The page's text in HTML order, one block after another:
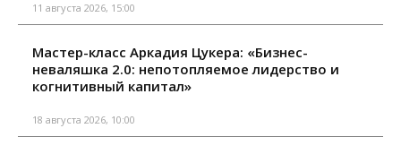
11 августа 2026, 15:00
Мастер-класс Аркадия Цукера: «Бизнес-
неваляшка 2.0: непотопляемое лидерство и
когнитивный капитал»
18 августа 2026, 10:00